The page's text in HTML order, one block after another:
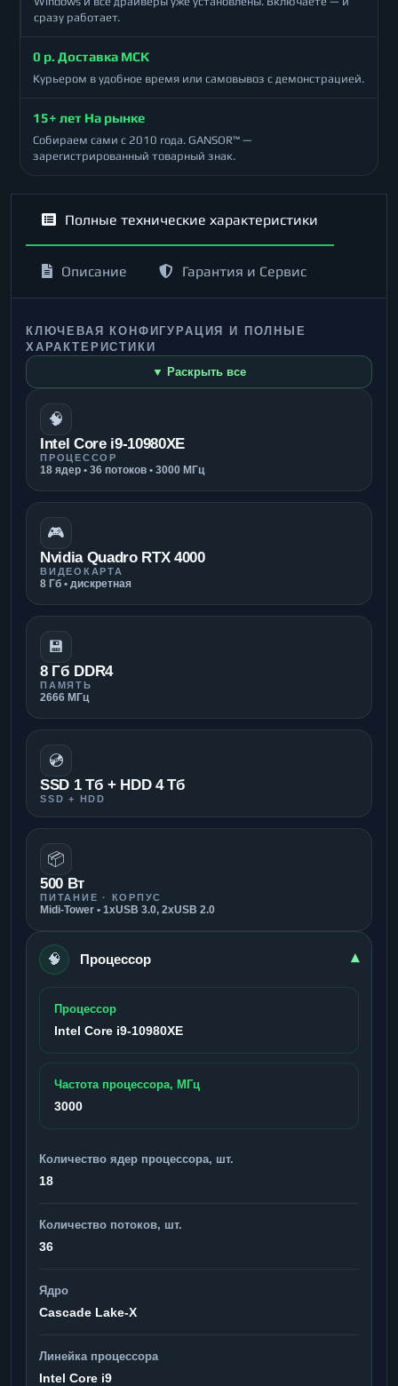
сразу работает.
0 р. Доставка МСК
Курьером в удобное время или самовывоз с демонстрацией.
15+ лет На рынке
Собираем сами с 2010 года. GANSOR™ —
зарегистрированный товарный знак.
Полные технические характеристики
Описание Гарантия и Сервис
КЛЮЧЕВАЯ КОНФИГУРАЦИЯ И ПОЛНЫЕ
ХАРАКТЕРИСТИКИ
▼ Раскрыть все
🧠
Intel Core i9-10980XE
ПРОЦЕССОР
18 ядер • 36 потоков • 3000 МГц
🎮
Nvidia Quadro RTX 4000
ВИДЕОКАРТА
8 Гб • дискретная
💾
8 Гб DDR4
ПАМЯТЬ
2666 МГц
💿
SSD 1 Тб + HDD 4 Тб
SSD + HDD
📦
500 Вт
ПИТАНИЕ · КОРПУС
Midi-Tower • 1xUSB 3.0, 2xUSB 2.0
🧠 Процессор ▾
Процессор
Intel Core i9-10980XE
Частота процессора, МГц
3000
Количество ядер процессора, шт.
18
Количество потоков, шт.
36
Ядро
Cascade Lake-X
Линейка процессора
Intel Core i9